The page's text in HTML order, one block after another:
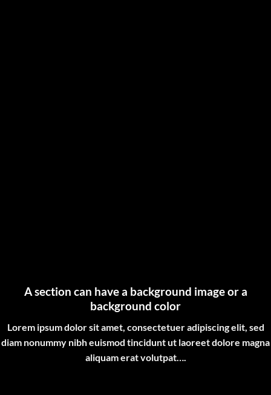
A section can have a background image or a
background color
Lorem ipsum dolor sit amet, consectetuer adipiscing elit, sed
diam nonummy nibh euismod tincidunt ut laoreet dolore magna
aliquam erat volutpat….